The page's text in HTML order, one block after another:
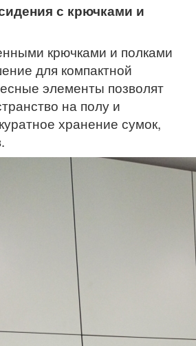
с крючками и
крючками и полками
для компактной
элементы позволят
на полу и
хранение сумок,